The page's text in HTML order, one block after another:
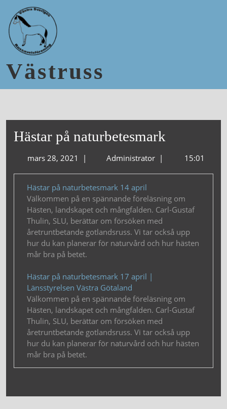
Västruss
Hästar på naturbetesmark
mars 28, 2021 | Administrator | 15:01
Hästar på naturbetesmark 14 april
Välkommen på en spännande föreläsning om
Hästen, landskapet och mångfalden. Carl-Gustaf
Thulin, SLU, berättar om försöken med
åretruntbetande gotlandsruss. Vi tar också upp
hur du kan planerar för naturvård och hur hästen
mår bra på betet.
Hästar på naturbetesmark 17 april |
Länsstyrelsen Västra Götaland
Välkommen på en spännande föreläsning om
Hästen, landskapet och mångfalden. Carl-Gustaf
Thulin, SLU, berättar om försöken med
åretruntbetande gotlandsruss. Vi tar också upp
hur du kan planerar för naturvård och hur hästen
mår bra på betet.